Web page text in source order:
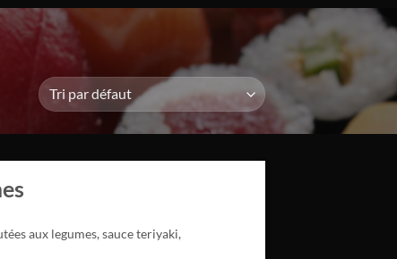
aux legumes, sauce teriyaki,